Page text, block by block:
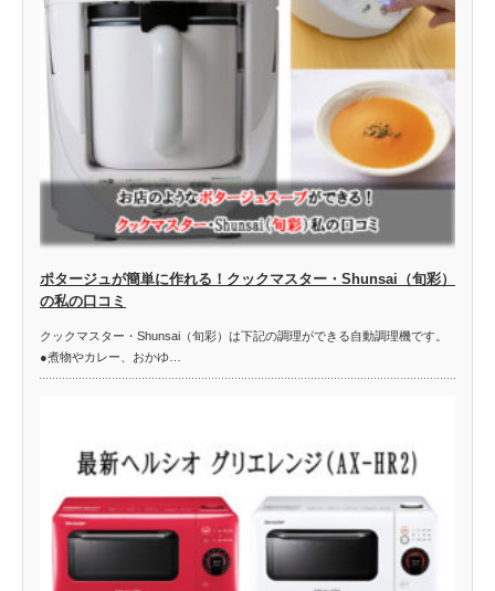
ポタージュが簡単に作れる！クックマスター・Shunsai（旬彩）
の私の口コミ
クックマスター・Shunsai（旬彩）は下記の調理ができる自動調理機です。
●煮物やカレー、おかゆ…